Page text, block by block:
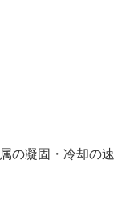
の凝固・冷却の速